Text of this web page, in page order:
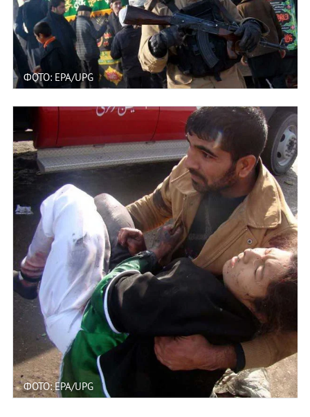
ФОТО: EPA/UPG
ФОТО: EPA/UPG